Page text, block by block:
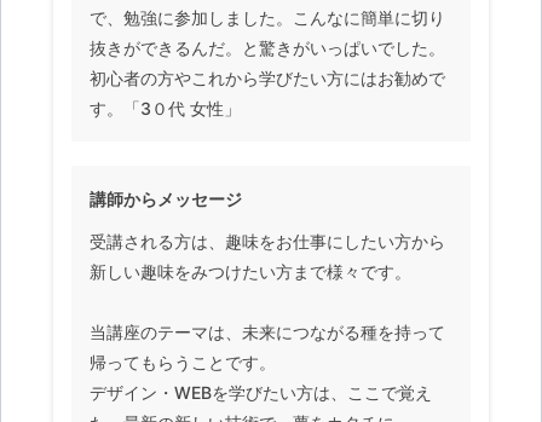
で、勉強に参加しました。こんなに簡単に切り
抜きができるんだ。と驚きがいっぱいでした。
初心者の方やこれから学びたい方にはお勧めで
す。「3０代 女性」
講師からメッセージ
受講される方は、趣味をお仕事にしたい方から
新しい趣味をみつけたい方まで様々です。
当講座のテーマは、未来につながる種を持って
帰ってもらうことです。
デザイン・WEBを学びたい方は、ここで覚え